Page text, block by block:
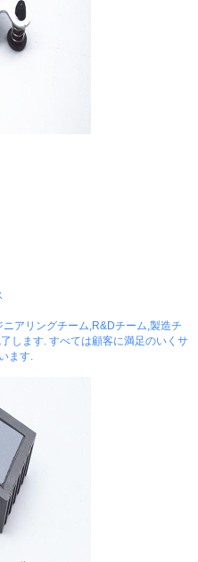
アリングチーム,R&Dチーム,製造チ
します. すべては顧客に満足のいくサ
ます.